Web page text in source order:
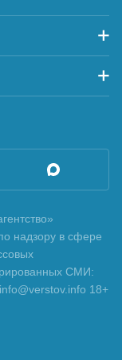
надзору в сфере
СМИ:
18+